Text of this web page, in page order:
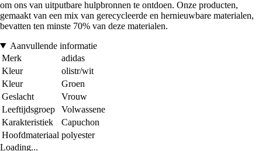
om ons van uitputbare hulpbronnen te ontdoen. Onze producten,
gemaakt van een mix van gerecycleerde en hernieuwbare materialen,
bevatten ten minste 70% van deze materialen.
Aanvullende informatie
Merk
adidas
Kleur
olistr/wit
Kleur
Groen
Geslacht
Vrouw
Leeftijdsgroep
Volwassene
Karakteristiek
Capuchon
Hoofdmateriaal polyester
Loading...